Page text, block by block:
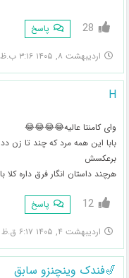
28 پاسخ
اردیبهشت ۸, ۱۴۰۵ ۳:۱۶ ب.ظ
H
وای کامنتا عالیه😂😂😂😂
بابا این همه مرد که چند تا زن
برعکسش
هرچند داستان انگار فرق داره کلا
12 پاسخ
اردیبهشت ۴, ۱۴۰۵ ۶:۱۷ ق.ظ
🎷فندک وینچنزو سابق